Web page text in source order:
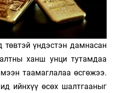
үндэстэн дамнасан
ханш унци тутамдаа
таамаглалаа өсгөжээ.
ийнхүү өсөх шалтгааныг